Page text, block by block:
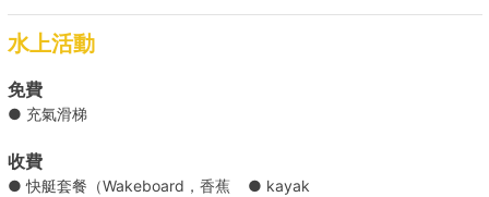
(9號碼頭)/ 銅鑼灣避風塘公眾碼頭（7號）/ 觀塘公眾碼頭/ 筲箕
灣避風塘1號梯台
大清水灣
【水上活動之選】維港 → 南區海灣
水上活動
免費
● 充氣滑梯
收費
● 快艇套餐（Wakeboard，香蕉
● kayak